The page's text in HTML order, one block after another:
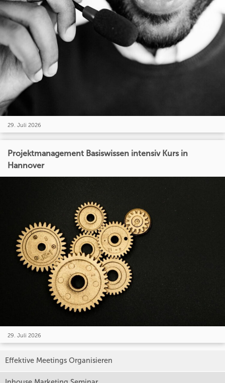
29. Juli 2026
Projektmanagement Basiswissen intensiv Kurs in
Hannover
29. Juli 2026
Effektive Meetings Organisieren